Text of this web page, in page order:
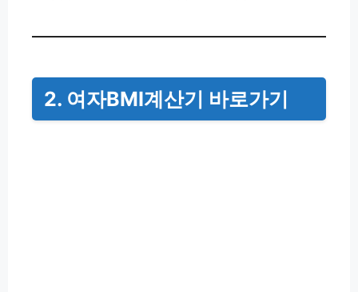
2. 여자BMI계산기 바로가기